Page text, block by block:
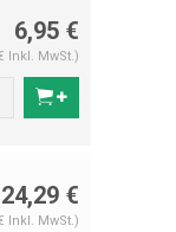
6,95 €
Inkl. MwSt.)
24,29 €
Inkl. MwSt.)